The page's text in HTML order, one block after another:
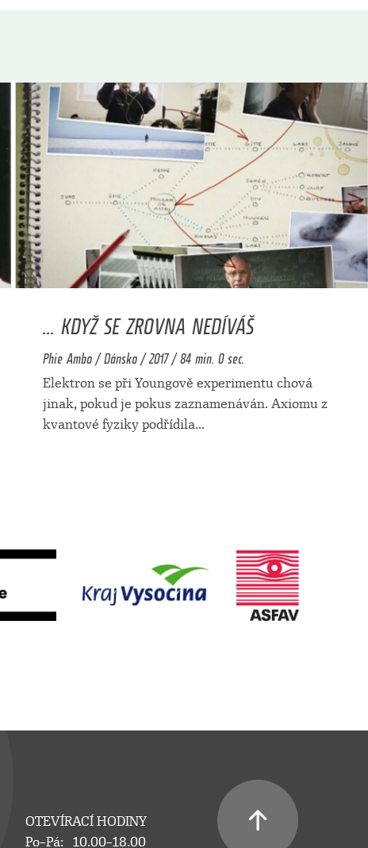
... KDYŽ SE ZROVNA NEDÍVÁŠ
Phie Ambo / Dánsko / 2017 / 84 min. 0 sec.
Elektron se při Youngově experimentu chová
jinak, pokud je pokus zaznamenáván. Axiomu z
kvantové fyziky podřídila...
OTEVÍRACÍ HODINY
Po–Pá:
10.00–18.00